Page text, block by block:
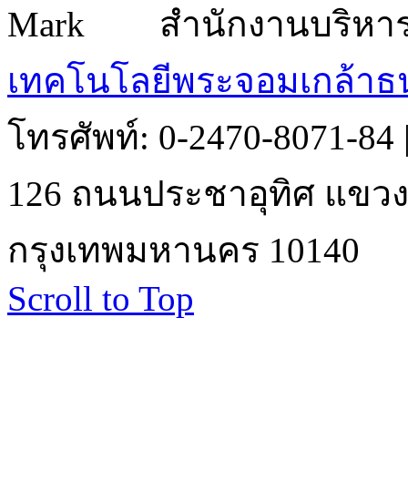
สำนักงานบริห
เทคโนโลยีพระจอมเกล้า
โทรศัพท์: 0-2470-8071-84
126 ถนนประชาอุทิศ แขว
กรุงเทพมหานคร 10140
Scroll to Top